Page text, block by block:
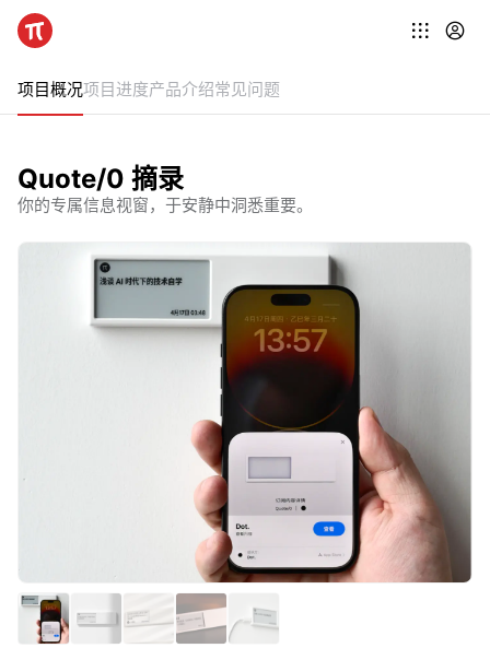
项目概况项目进度产品介绍常见问题
Quote/0 摘录
你的专属信息视窗，于安静中洞悉重要。